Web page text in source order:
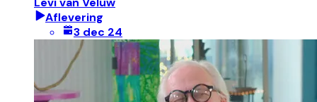
Aflevering
3 dec 24